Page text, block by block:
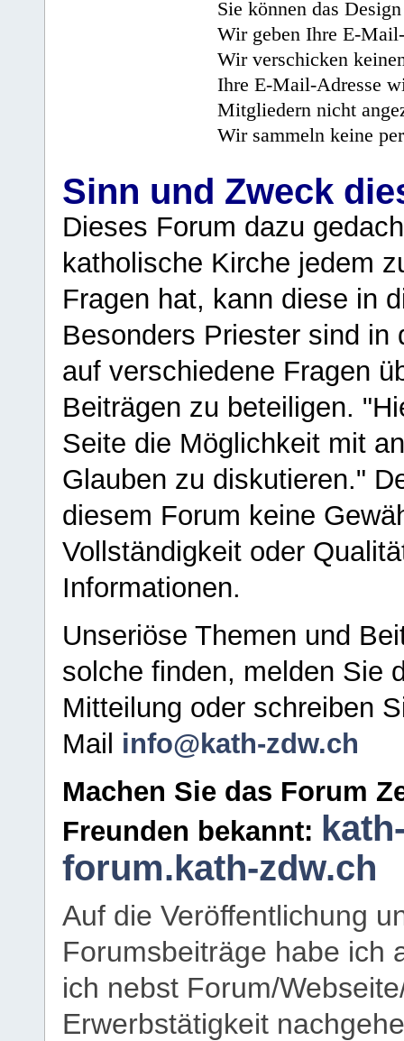
Sie können das
Wir geben Ihre E-
Wir verschicken
Ihre E-Mail-Adresse
Mitgliedern nicht
Wir sammeln keine
Sinn und Zweck
Dieses Forum dazu
katholische Kirche jedem
Fragen hat, kann diese in
Besonders Priester sind in
auf verschiedene Fragen
Beiträgen zu beteiligen.
Seite die Möglichkeit mit
Glauben zu diskutieren."
diesem Forum keine
Vollständigkeit oder
Informationen.
Unseriöse Themen und
solche finden, melden Sie
Mitteilung oder schreiben
Mail info@kath-zdw.ch
Machen Sie das Forum
Freunden bekannt:
forum.kath-zdw.ch
Auf die Veröffentlichung
Forumsbeiträge habe ich
ich nebst Forum/
Erwerbstätigkeit